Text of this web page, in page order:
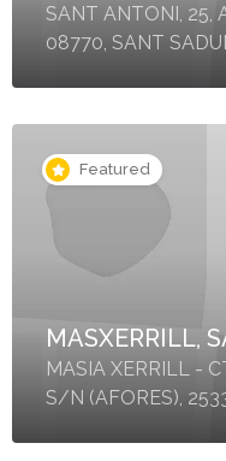
SANT ANTONI, 25,
08770, SANT
Featured
MASXERRILL,
MASIA XERRILL -
S/N (AFORES),